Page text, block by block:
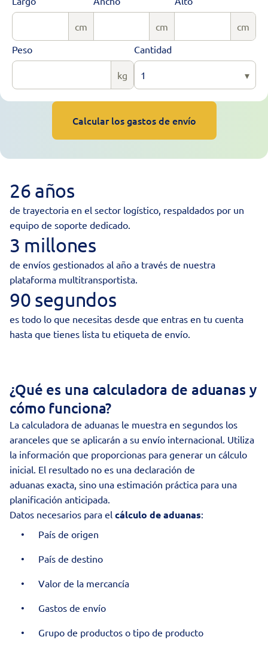
cm cm
cm
Peso
kg
Cantidad
1 ▾
Calcular los gastos de envío
26 años
de trayectoria en el sector logístico, respaldados por un
equipo de soporte dedicado.
3 millones
de envíos gestionados al año a través de nuestra
plataforma multitransportista.
90 segundos
es todo lo que necesitas desde que entras en tu cuenta
hasta que tienes lista tu etiqueta de envío.
¿Qué es una calculadora de aduanas y
cómo funciona?
La calculadora de aduanas le muestra en segundos los
aranceles que se aplicarán a su envío internacional. Utiliza
la información que proporcionas para generar un cálculo
inicial. El resultado no es una declaración de
aduanas exacta, sino una estimación práctica para una
planificación anticipada.
Datos necesarios para el cálculo de aduanas:
País de origen
País de destino
Valor de la mercancía
Gastos de envío
Grupo de productos o tipo de producto